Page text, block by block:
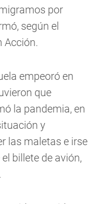
por
según el
Acción.
empeoró en
que
la pandemia, en
y
las maletas e irse
billete de avión,